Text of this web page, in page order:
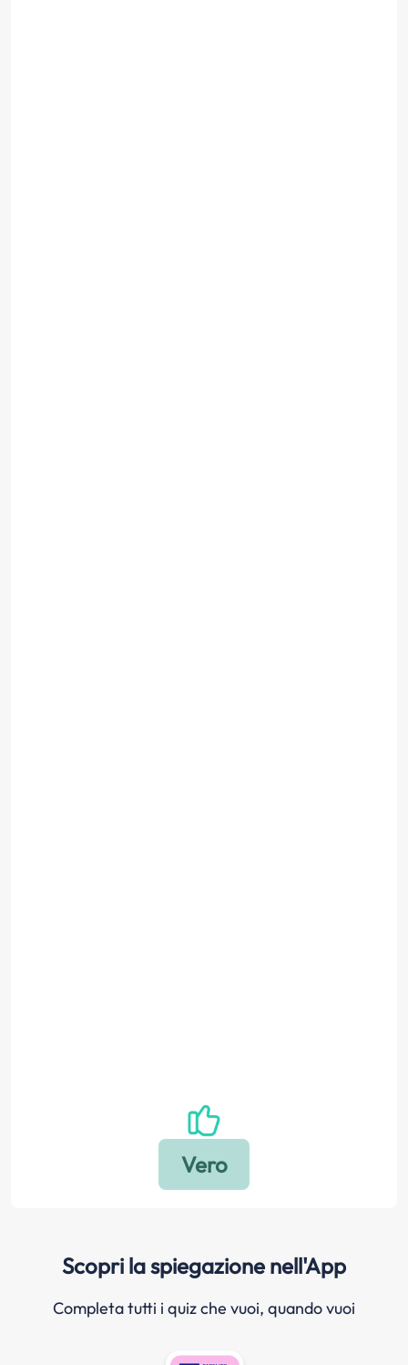
Scopri la spiegazione nell'App
Completa tutti i quiz che vuoi, quando vuoi